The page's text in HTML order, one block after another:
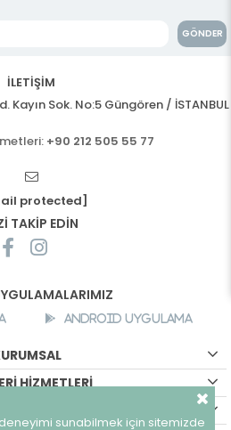
GÖNDER
İLETİŞİM
Sok. No:5 Güngören / İSTANBUL
+90 212 505 55 77
protected]
TAKİP EDİN
Android Uygulama
HİZMETLERİ
sunabilmek için sitemizde